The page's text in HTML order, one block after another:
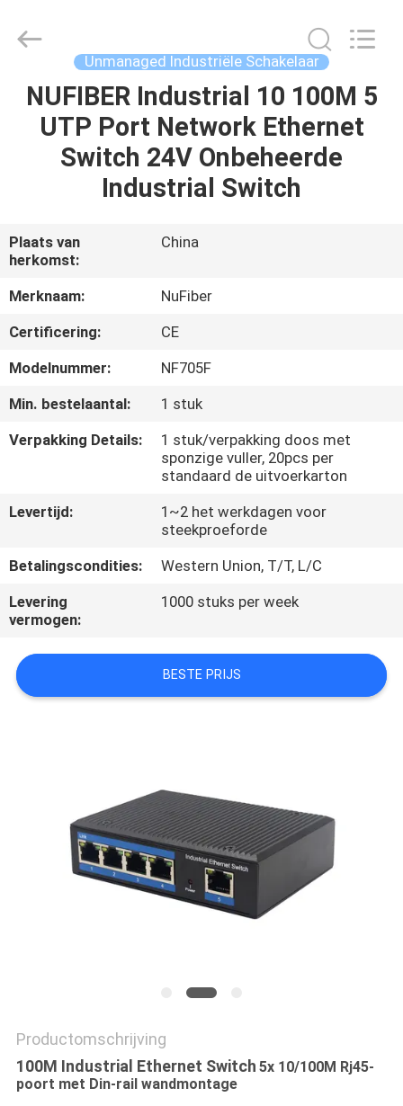
HUIS
PRODUCTEN
ONS
FABRIEKSREIS
KWALITEITSCONTROLE
CONTACTEER
ONS
NIEUWS
VERZOEK
OM
EEN
CITAAT
SITEMAP
Technology
Co.,Ltd.
Developed
Unmanaged Industriële Schakelaar
NUFIBER Industrial 10 100M 5
UTP Port Network Ethernet
Switch 24V Onbeheerde
Industrial Switch
Plaats van
herkomst:
China
Merknaam:
NuFiber
Certificering:
CE
Modelnummer:
NF705F
Min. bestelaantal:
1 stuk
Verpakking Details:
1 stuk/verpakking doos met
sponzige vuller, 20pcs per
standaard de uitvoerkarton
Levertijd:
1~2 het werkdagen voor
steekproeforde
Betalingscondities:
Western Union, T/T, L/C
Levering
vermogen:
1000 stuks per week
BESTE PRIJS
Productomschrijving
100M Industrial Ethernet Switch 5x 10/100M Rj45-
poort met Din-rail wandmontage